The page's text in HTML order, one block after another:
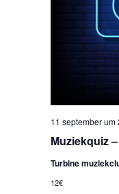
Muziekquiz
11 september um
Turbine
12€